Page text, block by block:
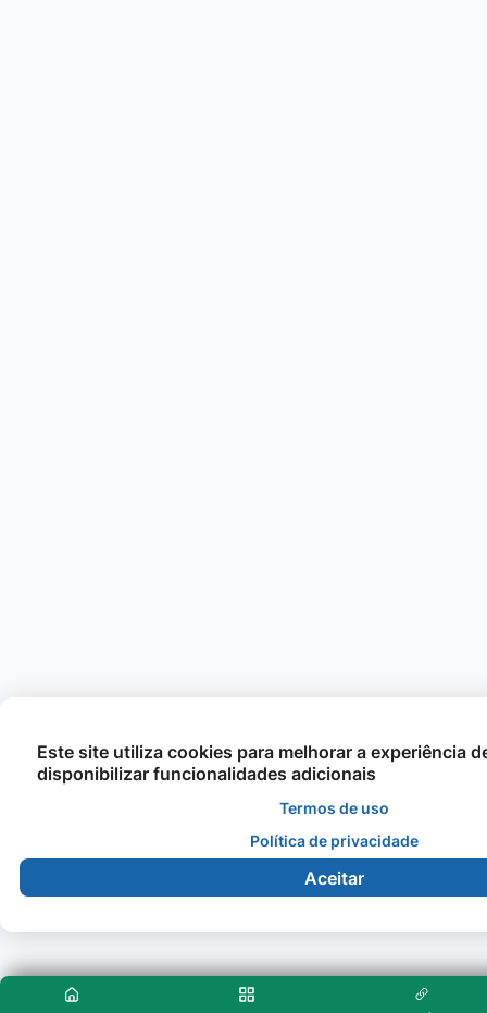
Este site utiliza cookies para melhorar a experiência
disponibilizar funcionalidades adicionais
Termos de uso
Política de privacidade
Aceitar